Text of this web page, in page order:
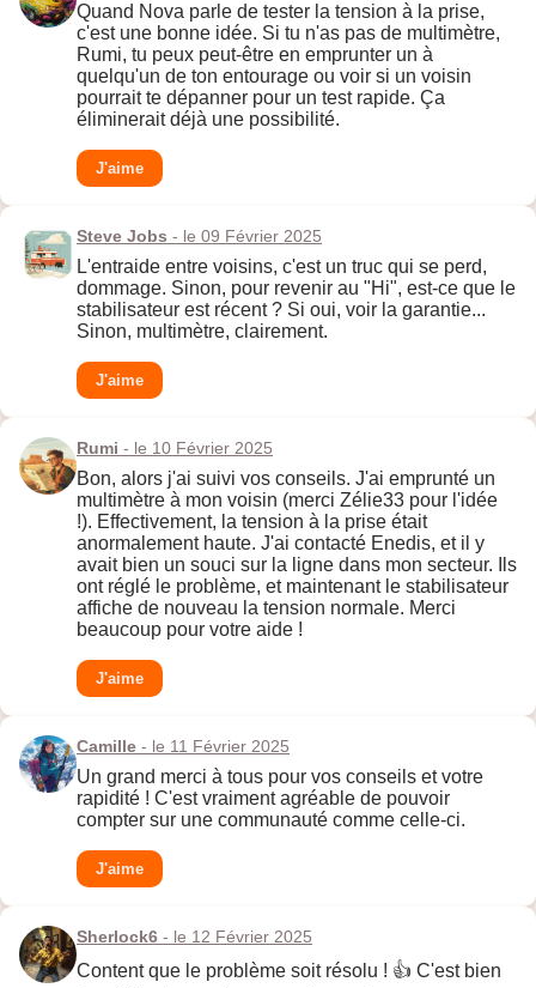
Quand Nova parle de tester la tension à la prise,
c'est une bonne idée. Si tu n'as pas de multimètre,
Rumi, tu peux peut-être en emprunter un à
quelqu'un de ton entourage ou voir si un voisin
pourrait te dépanner pour un test rapide. Ça
éliminerait déjà une possibilité.
J'aime
Steve Jobs - le 09 Février 2025
L'entraide entre voisins, c'est un truc qui se perd,
dommage. Sinon, pour revenir au "Hi", est-ce que le
stabilisateur est récent ? Si oui, voir la garantie...
Sinon, multimètre, clairement.
J'aime
Rumi - le 10 Février 2025
Bon, alors j'ai suivi vos conseils. J'ai emprunté un
multimètre à mon voisin (merci Zélie33 pour l'idée
!). Effectivement, la tension à la prise était
anormalement haute. J'ai contacté Enedis, et il y
avait bien un souci sur la ligne dans mon secteur. Ils
ont réglé le problème, et maintenant le stabilisateur
affiche de nouveau la tension normale. Merci
beaucoup pour votre aide !
J'aime
Camille - le 11 Février 2025
Un grand merci à tous pour vos conseils et votre
rapidité ! C'est vraiment agréable de pouvoir
compter sur une communauté comme celle-ci.
J'aime
Sherlock6 - le 12 Février 2025
Content que le problème soit résolu ! 👍 C'est bien